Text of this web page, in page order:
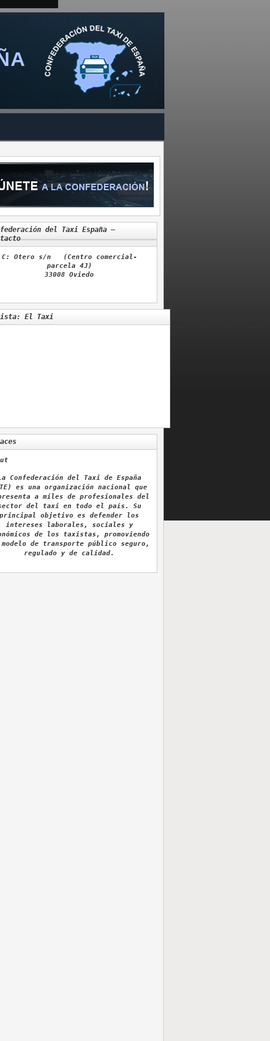
del Taxi España –
C: Otero s/n (Centro comercial-
parcela 4J)
33008 Oviedo
El Taxi
Confederación del Taxi de España
es una organización nacional que
a miles de profesionales del
del taxi en todo el país. Su
principal objetivo es defender los
intereses laborales, sociales y
de los taxistas, promoviendo
modelo de transporte público seguro,
regulado y de calidad.